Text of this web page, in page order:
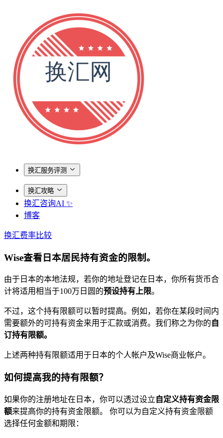
换汇服务评测
换汇攻略
换汇咨询AI ✨
博客
换汇费率比较
Wise查看日本居民持有资金的限制。
由于日本的本地法规，若你的地址登记在日本，你所有货币合
计将适用相当于100万日圆的预设持有上限。
不过，这个持有限额可以暂时提高。例如，若你在某段时间内
需要额外的可持有资金来用于汇款或消费。我们称之为你的 自
订持有限额。
上述两种持有限额适用于日本的个人帐户及Wise商业帐户。
如何提高我的持有限额？
如果你的注册地址在日本，你可以透过设立 自定义持有资金限
额来提高你的持有资金限额。
你可以为自定义持有资金限额
选择任何金额和期限：